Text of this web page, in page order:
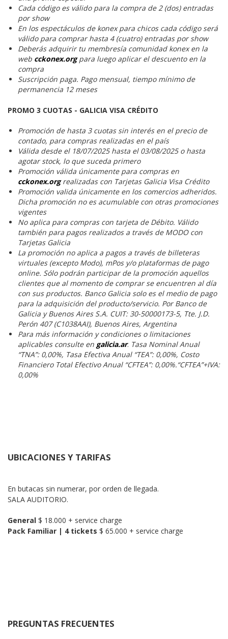
Cada código es válido para la compra de 2 (dos) entradas
por show
En los espectáculos de konex para chicos cada código será
válido para comprar hasta 4 (cuatro) entradas por show
Deberás adquirir tu membresía comunidad konex en la
web cckonex.org para luego aplicar el descuento en la
compra
Suscripción paga. Pago mensual, tiempo mínimo de
permanencia 12 meses
PROMO 3 CUOTAS - GALICIA VISA CRÉDITO
Promoción de hasta 3 cuotas sin interés en el precio de
contado, para compras realizadas en el país
Válida desde el 18/07/2025 hasta el 03/08/2025 o hasta
agotar stock, lo que suceda primero
Promoción válida únicamente para compras en
cckonex.org realizadas con Tarjetas Galicia Visa Crédito
Promoción valida únicamente en los comercios adheridos.
Dicha promoción no es acumulable con otras promociones
vigentes
No aplica para compras con tarjeta de Débito. Válido
también para pagos realizados a través de MODO con
Tarjetas Galicia
La promoción no aplica a pagos a través de billeteras
virtuales (excepto Modo), mPos y/o plataformas de pago
online. Sólo podrán participar de la promoción aquellos
clientes que al momento de comprar se encuentren al día
con sus productos. Banco Galicia solo es el medio de pago
para la adquisición del producto/servicio. Por Banco de
Galicia y Buenos Aires S.A. CUIT: 30-50000173-5, Tte. J.D.
Perón 407 (C1038AAI), Buenos Aires, Argentina
Para más información y condiciones o limitaciones
aplicables consulte en galicia.ar. Tasa Nominal Anual
“TNA”: 0,00%, Tasa Efectiva Anual “TEA”: 0,00%, Costo
Financiero Total Efectivo Anual “CFTEA”: 0,00%.“CFTEA”+IVA:
0,00%
UBICACIONES Y TARIFAS
En butacas sin numerar, por orden de llegada.
SALA AUDITORIO.
General
Pack Familiar | 4 tickets $ 65.000 + service charge
PREGUNTAS FRECUENTES